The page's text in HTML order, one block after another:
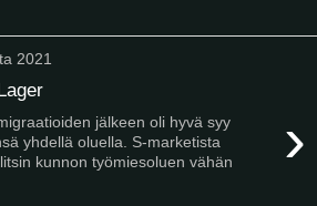
2021
›
jälkeen oli hyvä syy
yhdellä oluella. S-marketista
kunnon työmiesoluen vähän